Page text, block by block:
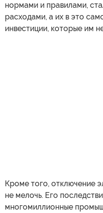
нормами и правилами,
расходами, а их в это
инвестиции, которые им
Кроме того, отключение
не мелочь. Его
многомиллионные